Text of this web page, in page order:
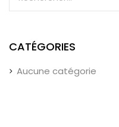
CATÉGORIES
Aucune catégorie